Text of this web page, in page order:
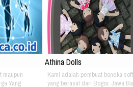
maupun
Yang
Athina Dolls
Kami adalah pembuat boneka
yang berasal dari Bogor, Jawa